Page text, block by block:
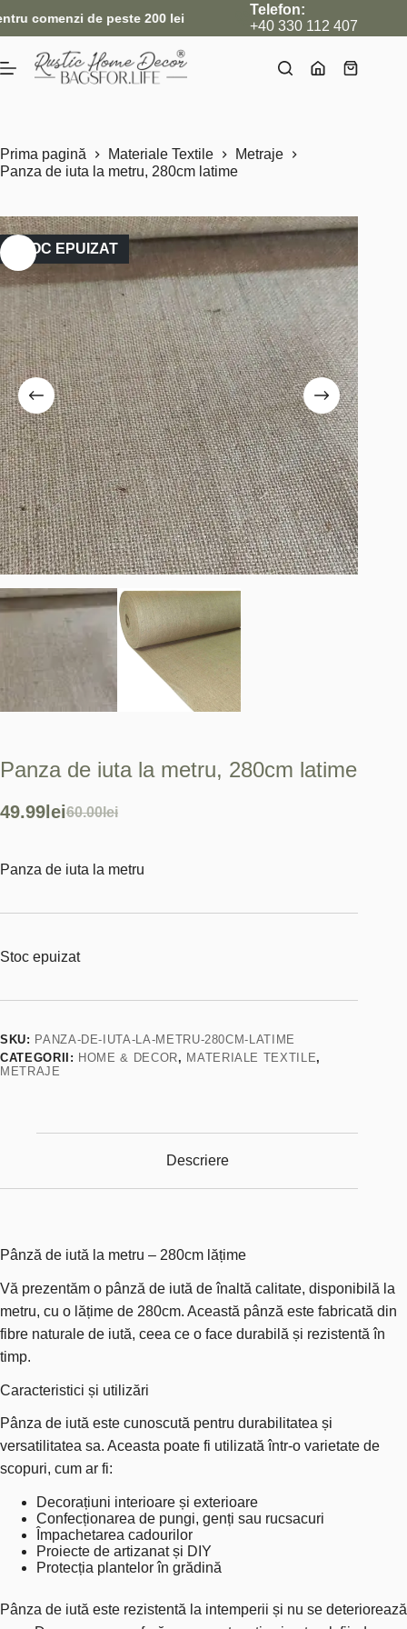
la
conținut
de peste 200 lei • Nou: Acum livrăm și internațional,
Telefon:
+40 330 112 407
Coș
Prima pagină Materiale Textile
Metraje
Panza de iuta la metru, 280cm latime
STOC EPUIZAT
Panza de iuta la metru, 280cm latime
60.00lei
Prețul
fost:
49.99 lei
Prețul
49.99lei.
Panza de iuta la metru
Stoc epuizat
SKU: PANZA-DE-IUTA-LA-METRU-280CM-LATIME
CATEGORII: HOME & DECOR, MATERIALE TEXTILE,
METRAJE
Descriere
Pânză de iută la metru – 280cm lățime
Vă prezentăm o pânză de iută de înaltă calitate, disponibilă la
metru, cu o lățime de 280cm. Această pânză este fabricată din
fibre naturale de iută, ceea ce o face durabilă și rezistentă în
timp.
Caracteristici și utilizări
Pânza de iută este cunoscută pentru durabilitatea și
versatilitatea sa. Aceasta poate fi utilizată într-o varietate de
scopuri, cum ar fi:
Decorațiuni interioare și exterioare
Confecționarea de pungi, genți sau rucsacuri
Împachetarea cadourilor
Proiecte de artizanat și DIY
Protecția plantelor în grădină
Pânza de iută este rezistentă la intemperii și nu se deteriorează